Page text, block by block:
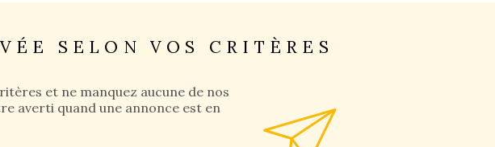
SELON VOS CRITÈRES
et ne manquez aucune de nos
averti quand une annonce est en